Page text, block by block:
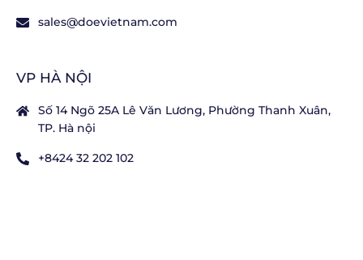
sales@doevietnam.com
VP HÀ NỘI
Số 14 Ngõ 25A Lê Văn Lương, Phường Thanh Xuân,
TP. Hà nội
+8424 32 202 102